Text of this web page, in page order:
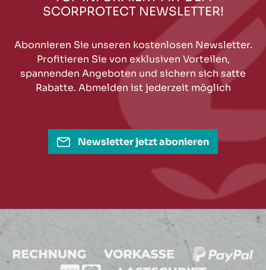
SCORPROTECT NEWSLETTER!
Abonnieren Sie unseren kostenlosen Newsletter.
Profitieren Sie von exklusiven Vorteilen,
spannenden Angeboten und sichern sich satte
Rabatte. Abmelden ist jederzeit möglich
Newsletter jetzt abonieren